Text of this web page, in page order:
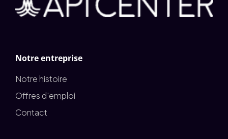
Notre entreprise
Notre histoire
Offres d'emploi
Contact